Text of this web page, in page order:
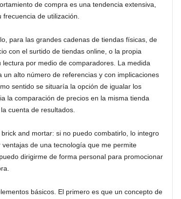
de compra es una tendencia extensiva,
de utilización.
para las grandes cadenas de tiendas físicas, de
con el surtido de tiendas online, o la propia
por medio de comparadores. La medida
alto número de referencias y con implicaciones
sentido se situaría la opción de igualar los
la comparación de precios en la misma tienda
cuenta de resultados.
and mortar: si no puedo combatirlo, lo integro
de una tecnología que me permite
dirigirme de forma personal para promocionar
básicos. El primero es que un concepto de